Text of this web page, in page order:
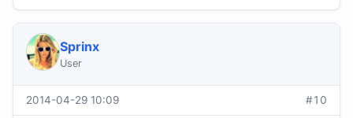
Sprinx
User
2014-04-29 10:09 #10